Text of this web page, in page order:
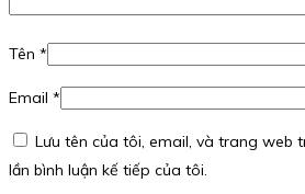
Tên *
Email *
Lưu tên của tôi, email, và trang web
lần bình luận kế tiếp của tôi.